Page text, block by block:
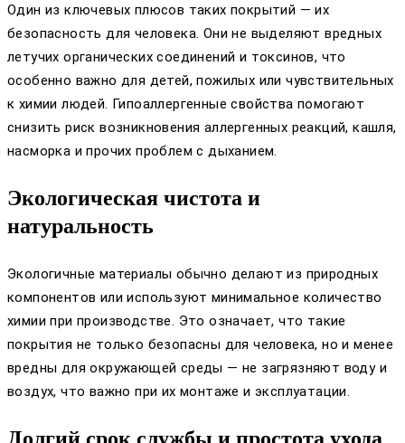
Один из ключевых плюсов таких покрытий — их
безопасность для человека. Они не выделяют вредных
летучих органических соединений и токсинов, что
особенно важно для детей, пожилых или чувствительных
к химии людей. Гипоаллергенные свойства помогают
снизить риск возникновения аллергенных реакций, кашля,
насморка и прочих проблем с дыханием.
Экологическая чистота и
натуральность
Экологичные материалы обычно делают из природных
компонентов или используют минимальное количество
химии при производстве. Это означает, что такие
покрытия не только безопасны для человека, но и менее
вредны для окружающей среды — не загрязняют воду и
воздух, что важно при их монтаже и эксплуатации.
Долгий срок службы и простота ухода